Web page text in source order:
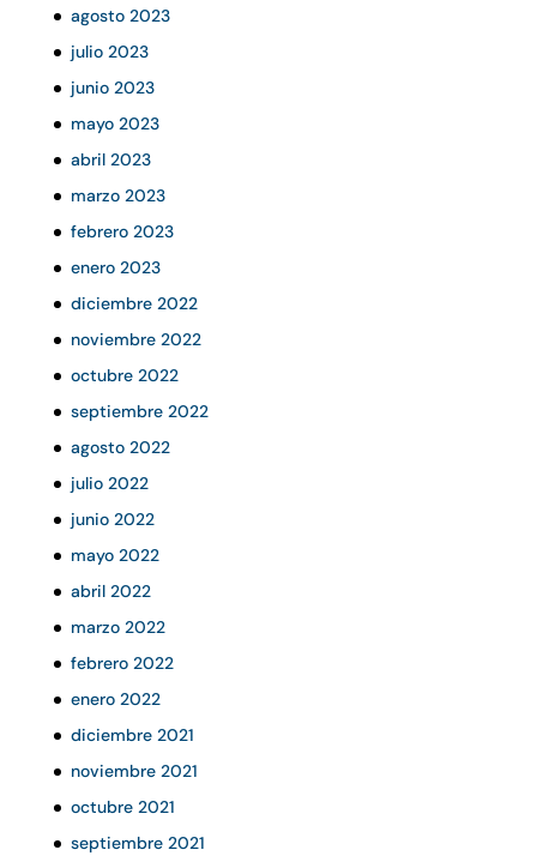
agosto 2023
julio 2023
junio 2023
mayo 2023
abril 2023
marzo 2023
febrero 2023
enero 2023
diciembre 2022
noviembre 2022
octubre 2022
septiembre 2022
agosto 2022
julio 2022
junio 2022
mayo 2022
abril 2022
marzo 2022
febrero 2022
enero 2022
diciembre 2021
noviembre 2021
octubre 2021
septiembre 2021